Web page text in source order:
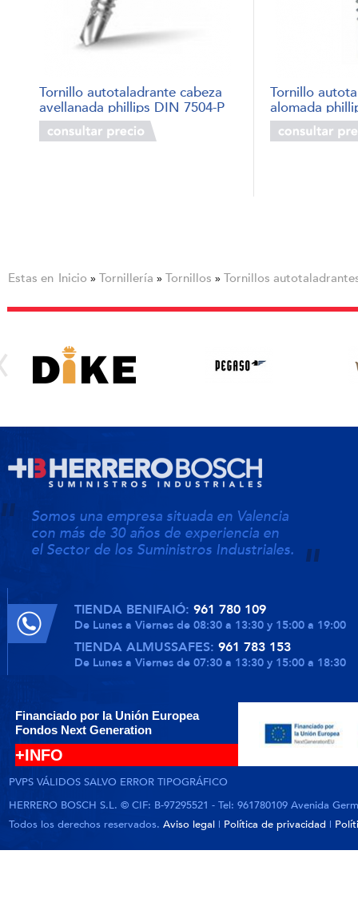
Tornillo autotaladrante cabeza
avellanada phillips DIN 7504-P
Tornillo
alomada
Estas en Inicio » Tornillería » Tornillos » Tornillos
Somos una empresa situada en Valencia
con más de 30 años de experiencia en
el Sector de los Suministros Industriales.
TIENDA BENIFAIÓ: 961 780 109
De Lunes a Viernes de 08:30 a 13:30 y 15:00 a 19:00
TIENDA ALMUSSAFES: 961 783 153
De Lunes a Viernes de 07:30 a 13:30 y 15:00 a 18:30
Financiado por la Unión Europea
Fondos Next Generation
+INFO
PVPS VÁLIDOS SALVO ERROR TIPOGRÁFICO
HERRERO BOSCH S.L. © CIF: B-97295521 - Tel: 961780109 Avenida
Todos los derechos reservados. Aviso legal | Política de privacidad |